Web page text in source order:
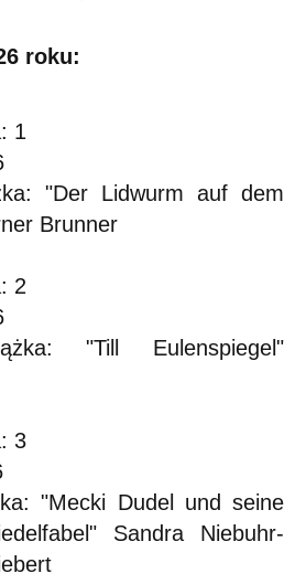
roku:
1
"Der Lidwurm auf dem
Brunner
2
"Till Eulenspiegel"
3
"Mecki Dudel und seine
Sandra Niebuhr-